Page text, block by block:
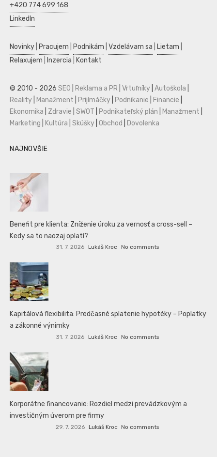
+420 774 699 168
LinkedIn
Novinky Pracujem Podnikám Vzdelávam sa Lietam
Relaxujem
Inzercia Kontakt
© 2010 - 2026 SEO Reklama a PR Vrtuľníky Autoškola
Reality
Manažment Prijímáčky Podnikanie Financie
Ekonomika
Zdravie SWOT Podnikateľský plán Manažment
Marketing
Kultúra Skúšky Obchod Dovolenka
NAJNOVŠIE
Benefit pre klienta: Zníženie úroku za vernosť a cross-sell –
Kedy sa to naozaj oplatí?
31. 7. 2026 Lukáš Kroc No comments
Kapitálová flexibilita: Predčasné splatenie hypotéky – Poplatky
a zákonné výnimky
31. 7. 2026 Lukáš Kroc No comments
Korporátne financovanie: Rozdiel medzi prevádzkovým a
investičným úverom pre firmy
29. 7. 2026 Lukáš Kroc No comments